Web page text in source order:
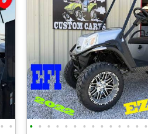
• • • • • • • • • • • • • • • •